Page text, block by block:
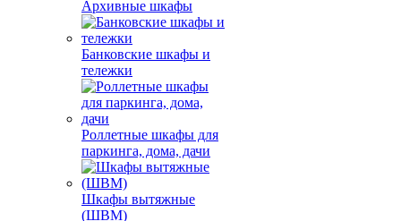
Архивные шкафы
Банковские шкафы и
тележки
Роллетные шкафы для
паркинга, дома, дачи
Шкафы вытяжные
(ШВМ)